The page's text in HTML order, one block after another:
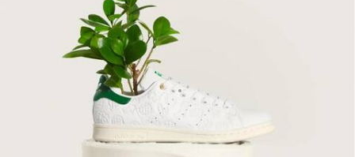
Memahami Tren Kebangkitan
Alas Kaki Yang Ramah
Lingkungan
Handoko Mar 12, 2024 11:40 am
Apa ceritanya